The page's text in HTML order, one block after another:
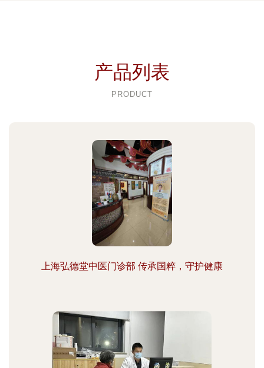
产品列表
PRODUCT
上海弘德堂中医门诊部 传承国粹，守护健康